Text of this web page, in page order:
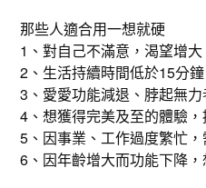
那些人適合用一想就硬
1、對自己不滿意，渴望增大
2、生活持續時間低於15分
3、愛愛功能減退、脖起無力
4、想獲得完美及至的體驗
5、因事業、工作過度繁忙
6、因年齡增大而功能下降